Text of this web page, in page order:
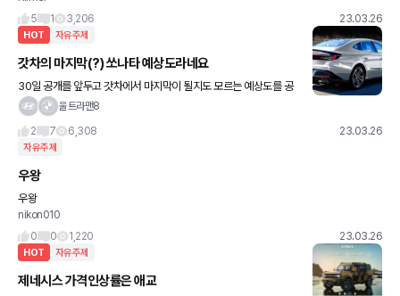
m 포르쉐 911 평균 3만5천 뛰었고 정
5
1 3,206 23.03.26
HOT 자유주제
갓차의 마지막(?) 쏘나타 예상도라네요
30일 공개를 앞두고 갓차에서 마지막이 될지도 모르는 예상도를 공
개했는데요, 실물을 봐야겠지만.. 갠적으론 쏘나타를 아반떼급 만들울트라맨8
2
7 6,308 23.03.26
자유주제
우왕
우왕
nikon010
0
0 1,220 23.03.26
HOT 자유주제
제네시스 가격인상률은 애교